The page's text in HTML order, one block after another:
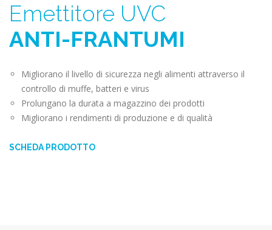
Emettitore UVC
ANTI-FRANTUMI
Migliorano il livello di sicurezza negli alimenti attraverso il
controllo di muffe, batteri e virus
Prolungano la durata a magazzino dei prodotti
Migliorano i rendimenti di produzione e di qualità
SCHEDA PRODOTTO